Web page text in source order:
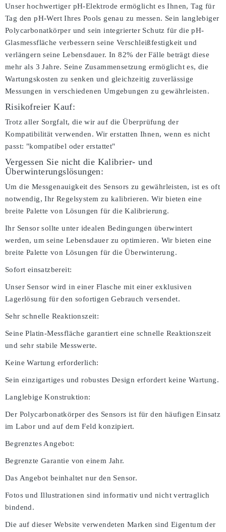
Unser hochwertiger pH-Elektrode ermöglicht es Ihnen, Tag für
Tag den pH-Wert Ihres Pools genau zu messen. Sein langlebiger
Polycarbonatkörper und sein integrierter Schutz für die pH-
Glasmessfläche verbessern seine Verschleißfestigkeit und
verlängern seine Lebensdauer. In 82% der Fälle beträgt diese
mehr als 3 Jahre. Seine Zusammensetzung ermöglicht es, die
Wartungskosten zu senken und gleichzeitig zuverlässige
Messungen in verschiedenen Umgebungen zu gewährleisten.
Risikofreier Kauf:
Trotz aller Sorgfalt, die wir auf die Überprüfung der
Kompatibilität verwenden. Wir erstatten Ihnen, wenn es nicht
passt: "kompatibel oder erstattet"
Vergessen Sie nicht die Kalibrier- und
Überwinterungslösungen:
Um die Messgenauigkeit des Sensors zu gewährleisten, ist es oft
notwendig, Ihr Regelsystem zu kalibrieren. Wir bieten eine
breite Palette von Lösungen für die Kalibrierung.
Ihr Sensor sollte unter idealen Bedingungen überwintert
werden, um seine Lebensdauer zu optimieren. Wir bieten eine
breite Palette von Lösungen für die Überwinterung.
Sofort einsatzbereit:
Unser Sensor wird in einer Flasche mit einer exklusiven
Lagerlösung für den sofortigen Gebrauch versendet.
Sehr schnelle Reaktionszeit:
Seine Platin-Messfläche garantiert eine schnelle Reaktionszeit
und sehr stabile Messwerte.
Keine Wartung erforderlich:
Sein einzigartiges und robustes Design erfordert keine Wartung.
Langlebige Konstruktion:
Der Polycarbonatkörper des Sensors ist für den häufigen Einsatz
im Labor und auf dem Feld konzipiert.
Begrenztes Angebot:
Begrenzte Garantie von einem Jahr.
Das Angebot beinhaltet nur den Sensor.
Fotos und Illustrationen sind informativ und nicht vertraglich
bindend.
Die auf dieser Website verwendeten Marken sind Eigentum der